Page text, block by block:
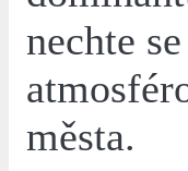
nechte
města.